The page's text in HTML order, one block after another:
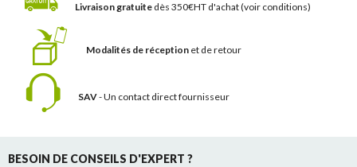
Livraison gratuite dès 350€HT d'achat(voir conditions)
Modalités de réception et de retour
SAV- Un contact direct fournisseur
BESOIN DE CONSEILS D'EXPERT ?